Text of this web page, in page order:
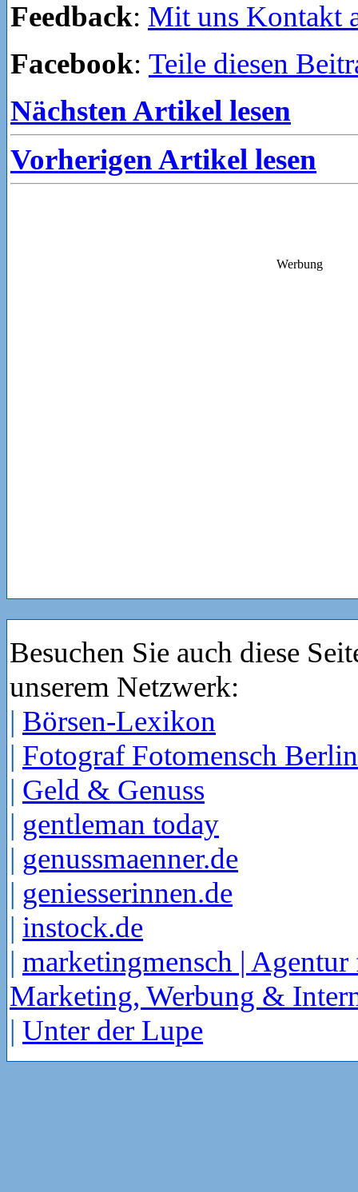
Feedback: Mit uns Kontakt
Facebook: Teile diesen
Nächsten Artikel lesen
Vorherigen Artikel lesen
Werbung
Besuchen Sie auch diese
unserem Netzwerk:
| Börsen-Lexikon
| Fotograf Fotomensch Berlin
| Geld & Genuss
| gentleman today
| genussmaenner.de
| geniesserinnen.de
| instock.de
| marketingmensch | Agentur
Marketing, Werbung &
| Unter der Lupe